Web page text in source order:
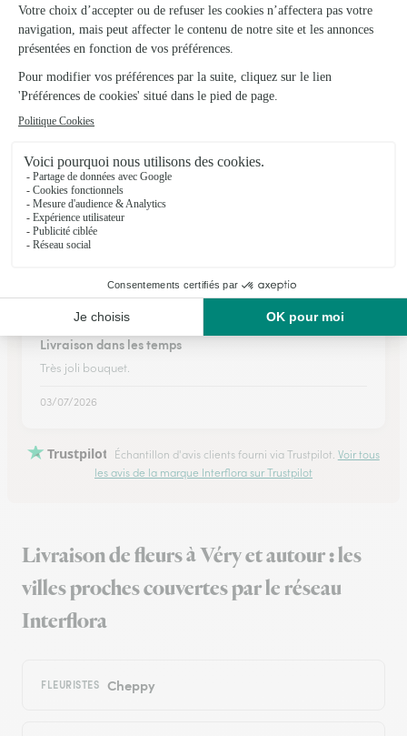
J'ai était très satisfaite du service,par contre je trouve que sur
internet au niveau des choix de fleurs yen a pas
beaucoup,puis j'aimerais bien une photo où quelque chose
03/03/2026
★ ★ ★ ★ ★
Parfait !!
Parfait !!! Super pro, fleurs fraîches et timing au top 👍👍👍
22/06/2026
★ ★ ★
Livraison dans les temps
Très joli bouquet.
03/07/2026
Trustpilot Échantillon d'avis clients fourni via Trustpilot. Voir tous
les avis de la marque Interflora sur Trustpilot
Livraison de fleurs à Véry et autour : les
villes proches couvertes par le réseau
Interflora
FLEURISTES Cheppy